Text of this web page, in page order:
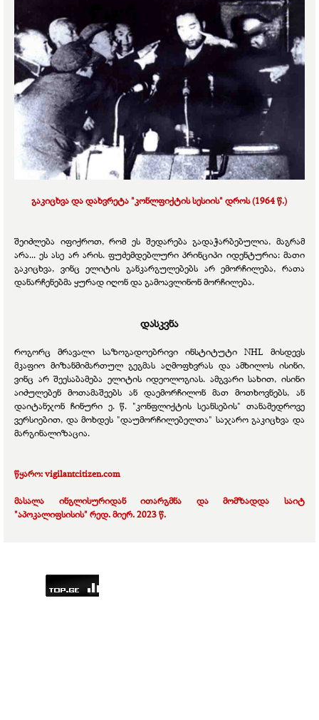
გაკიცხვა და დახვრეტა "კონლფიქტის სესიის" დროს (1964 წ.)
შეიძლება იფიქროთ, რომ ეს შედარება გადაჭარბებულია, მაგრამ
არა... ეს ასე არ არის. ფუძემდებლური პრინციპი იდენტურია: მათი
გაკიცხვა, ვინც ელიტის განკარგულებებს არ ემორჩილება, რათა
დანარჩენებმა ყურად იღონ და გამოავლინონ მორჩილება.
დასკვნა
როგორც მრავალი საზოგადოებრივი ინსტიტუტი NHL მისდევს
მკაფიო მიზანმიმართულ გეგმას აღმოფხვრას და ამხილოს ისინი,
ვინც არ შეესაბამება ელიტის იდეოლოგიას. ამგვარი სახით, ისინი
აიძულებენ მოთამაშეებს ან დაემორჩილონ მათ მოთხოვნებს, ან
დაიტანჯონ ჩინური ე. წ. "კონფლიქტის სეანსების" თანამედროვე
ვერსიებით, და მოხდეს "დაუმორჩილებელთა" საჯარო გაკიცხვა და
მარგინალიზაცია.
წყარო: vigilantcitizen.com
მასალა ინგლისურიდან ითარგმნა და მომზადდა საიტ
"აპოკალიფსისის" რედ. მიერ. 2023 წ.